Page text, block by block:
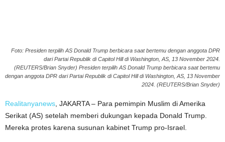
Foto: Presiden terpilih AS Donald Trump berbicara saat bertemu dengan anggota DPR
dari Partai Republik di Capitol Hill di Washington, AS, 13 November 2024.
(REUTERS/Brian Snyder) Presiden terpilih AS Donald Trump berbicara saat bertemu
dengan anggota DPR dari Partai Republik di Capitol Hill di Washington, AS, 13 November
2024. (REUTERS/Brian Snyder)
Realitanyanews , JAKARTA – Para pemimpin Muslim di Amerika
Serikat (AS) setelah memberi dukungan kepada Donald Trump.
Mereka protes karena susunan kabinet Trump pro-Israel.